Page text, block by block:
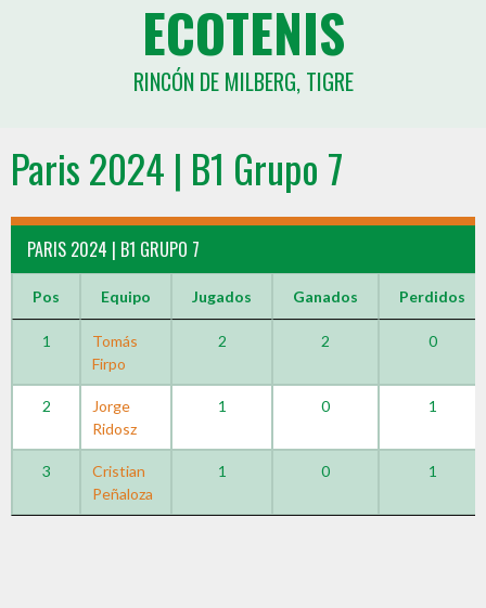
ECOTENIS
RINCÓN DE MILBERG, TIGRE
Paris 2024 | B1 Grupo 7
PARIS 2024 | B1 GRUPO 7
Pos Equipo Jugados Ganados Perdidos
1
Tomás
Firpo
2 2 0
2
Jorge
Ridosz
1 0 1
3
Cristian
Peñaloza
1 0 1